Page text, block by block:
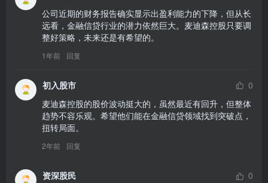
公司近期的财务报告确实显示出盈利能力的下降，但从长
远看，金融信贷行业的潜力依然巨大。麦迪森控股只要调
整好策略，未来还是有希望的。
1年前 回复
初入股市
0
麦迪森控股的股价波动挺大的，虽然最近有回升，但整体
趋势不容乐观。希望他们能在金融信贷领域找到突破点，
扭转局面。
2年前 回复
资深股民
0